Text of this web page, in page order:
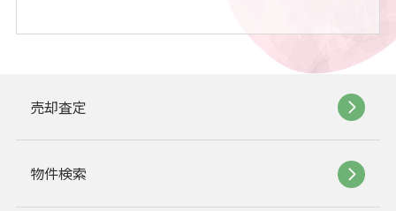
売却査定
物件検索